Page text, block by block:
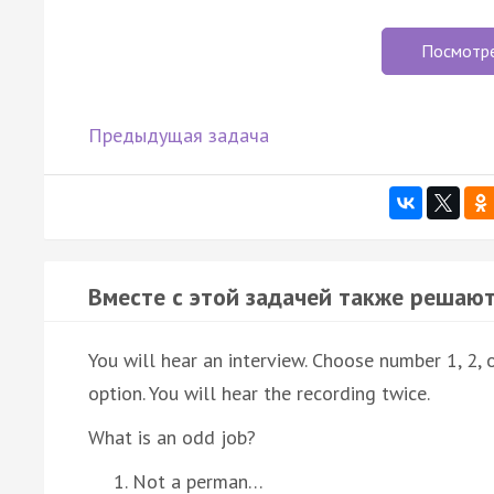
Предыдущая задача
Вместе с этой задачей также
You will hear an interview. Choose number 1,
option. You will hear the recording twice.
What is an odd job?
Not a perman…